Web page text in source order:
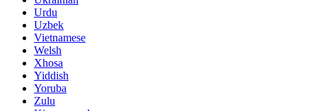
Urdu
Uzbek
Vietnamese
Welsh
Xhosa
Yiddish
Yoruba
Zulu